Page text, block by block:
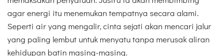
agar energi itu menemukan tempatnya secara alami.
Seperti air yang mengalir, cinta sejati akan mencari jalur
yang paling lembut untuk menyatu tanpa merusak aliran
kehidupan batin masing-masing.